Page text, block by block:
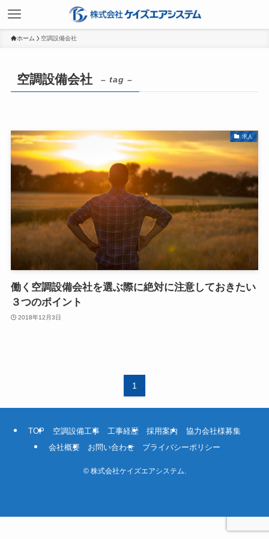
ホーム 空調設備会社
空調設備会社 – tag –
求人
働く空調設備会社を選ぶ際に絶対に注意しておきたい
３つのポイント
2018年12月3日
1
TOP 空調設備工事 工事経歴 採用案内
協力会社様募集
会社概要
お問い合わせ プライバシーポリシー
©株式会社ケイズエアシステム.